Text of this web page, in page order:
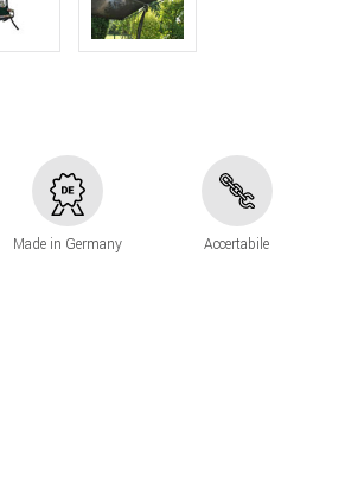
Made in Germany Accertabile